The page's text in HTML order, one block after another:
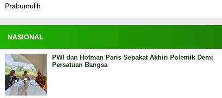
Prabumulih
NASIONAL
PWI dan Hotman Paris Sepakat Akhiri Polemik Demi
Persatuan Bangsa